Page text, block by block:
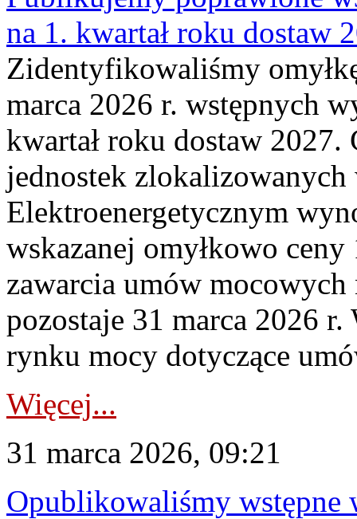
na 1. kwartał roku dostaw
Zidentyfikowaliśmy
marca 2026 r. wstępnych
kwartał roku dostaw
jednostek
Elektroenergetycznym
wskazanej omyłkowo
zawarcia umów
pozostaje 31 marca 2026
rynku mocy dotyczące
Więcej...
31 marca 2026, 09:21
Opublikowaliśmy